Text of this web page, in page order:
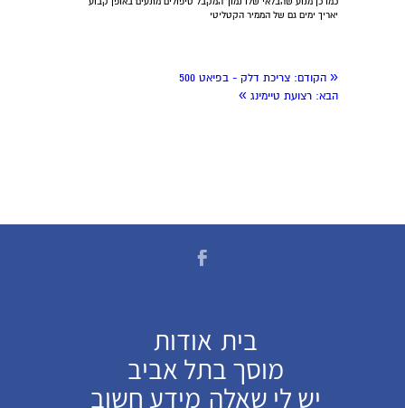
יאריך ימים גם של הממיר הקטליטי
« הקודם: צריכת דלק - בפיאט 500
הבא: רצועת טיימינג »
בית אודות
מוסך בתל אביב
יש לי שאלה מידע חשוב